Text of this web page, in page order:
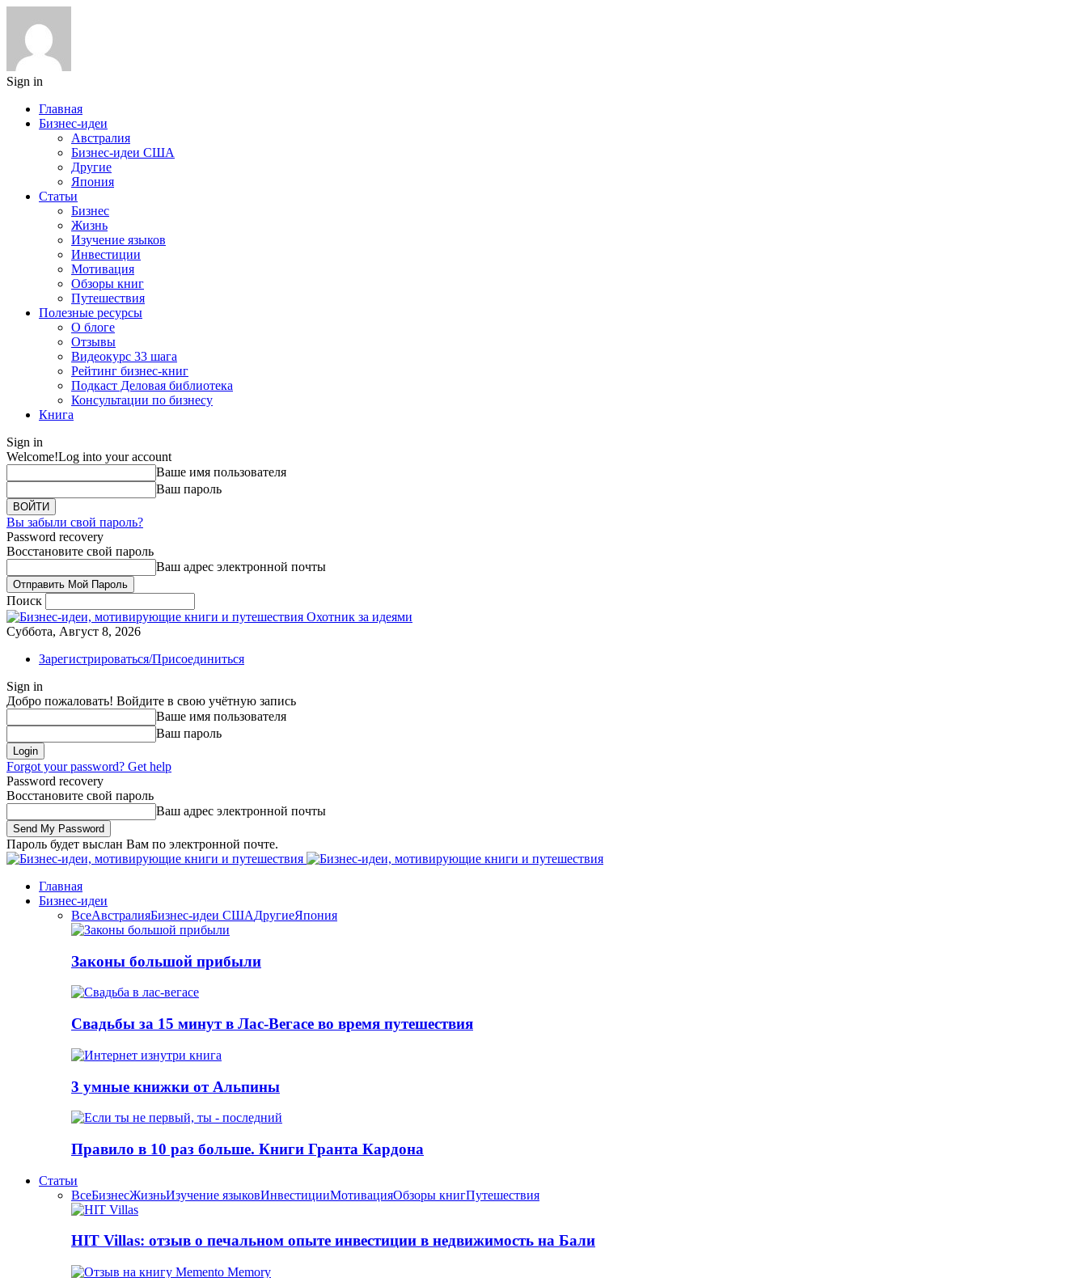
Sign in
Главная
Бизнес-идеи
Австралия
Бизнес-идеи США
Другие
Япония
Статьи
Бизнес
Жизнь
Изучение языков
Инвестиции
Мотивация
Обзоры книг
Путешествия
Полезные ресурсы
О блоге
Отзывы
Видеокурс 33 шага
Рейтинг бизнес-книг
Подкаст Деловая библиотека
Консультации по бизнесу
Книга
Sign in
Welcome!Log into your account
Ваше имя пользователя
Ваш пароль
Вы забыли свой пароль?
Password recovery
Восстановите свой пароль
Ваш адрес электронной почты
Поиск
Охотник за идеями
Суббота, Август 8, 2026
Зарегистрироваться/Присоединиться
Sign in
Добро пожаловать! Войдите в свою учётную запись
Ваше имя пользователя
Ваш пароль
Forgot your password? Get help
Password recovery
Восстановите свой пароль
Ваш адрес электронной почты
Пароль будет выслан Вам по электронной почте.
Главная
Бизнес-идеи
ВсеАвстралияБизнес-идеи СШАДругиеЯпония
Законы большой прибыли
Свадьбы за 15 минут в Лас-Вегасе во время путешествия
3 умные книжки от Альпины
Правило в 10 раз больше. Книги Грантa Кардона
Статьи
ВсеБизнесЖизньИзучение языковИнвестицииМотивацияОбзоры книгПутешествия
HIT Villas: отзыв о печальном опыте инвестиции в недвижимость на Бали